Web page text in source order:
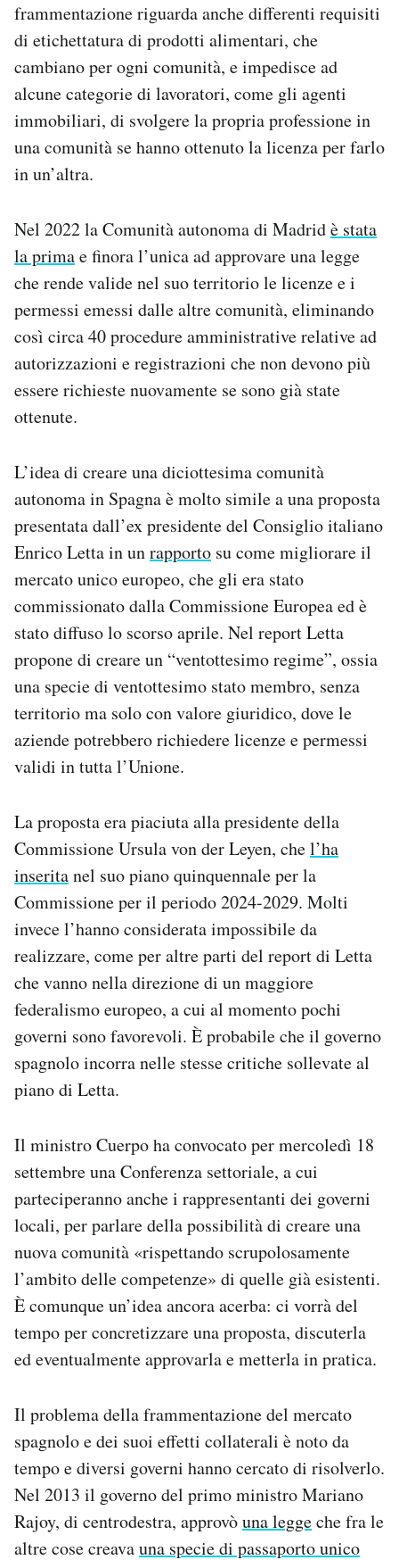
frammentazione riguarda anche differenti requisiti
di etichettatura di prodotti alimentari, che
cambiano per ogni comunità, e impedisce ad
alcune categorie di lavoratori, come gli agenti
immobiliari, di svolgere la propria professione in
una comunità se hanno ottenuto la licenza per farlo
in un’altra.
Nel 2022 la Comunità autonoma di Madridè stata
la primae finora l’unica ad approvare una legge
che rende valide nel suo territorio le licenze e i
permessi emessi dalle altre comunità, eliminando
così circa 40 procedure amministrative relative ad
autorizzazioni e registrazioni che non devono più
essere richieste nuovamente se sono già state
ottenute.
L’idea di creare una diciottesima comunità
autonoma in Spagna è molto simile a una proposta
presentata dall’ex presidente del Consiglio italiano
Enrico Letta in unrapporto su come migliorare il
mercato unico europeo, che gli era stato
commissionato dalla Commissione Europea ed è
stato diffuso lo scorso aprile. Nel report Letta
propone di creare un “ventottesimo regime”, ossia
una specie di ventottesimo stato membro, senza
territorio ma solo con valore giuridico, dove le
aziende potrebbero richiedere licenze e permessi
validi in tutta l’Unione.
La proposta era piaciuta alla presidente della
Commissione Ursula von der Leyen, chel’ha
inseritanel suo piano quinquennale per la
Commissione per il periodo 2024-2029. Molti
invece l’hanno considerata impossibile da
realizzare, come per altre parti del report di Letta
che vanno nella direzione di un maggiore
federalismo europeo, a cui al momento pochi
governi sono favorevoli. È probabile che il governo
spagnolo incorra nelle stesse critiche sollevate al
piano di Letta.
Il ministro Cuerpo ha convocato per mercoledì 18
settembre una Conferenza settoriale, a cui
parteciperanno anche i rappresentanti dei governi
locali, per parlare della possibilità di creare una
nuova comunità «rispettando scrupolosamente
l’ambito delle competenze» di quelle già esistenti.
È comunque un’idea ancora acerba: ci vorrà del
tempo per concretizzare una proposta, discuterla
ed eventualmente approvarla e metterla in pratica.
Il problema della frammentazione del mercato
spagnolo e dei suoi effetti collaterali è noto da
tempo e diversi governi hanno cercato di risolverlo.
Nel 2013 il governo del primo ministro Mariano
Rajoy, di centrodestra, approvòuna leggeche fra le
altre cose creavauna specie di passaporto unico